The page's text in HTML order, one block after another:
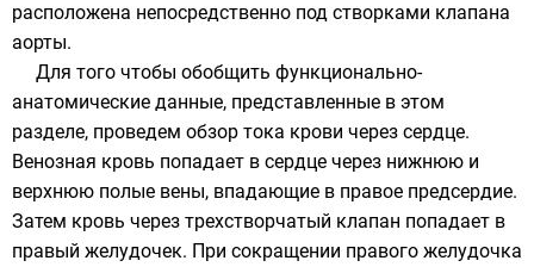
расположена непосредственно под створками клапана
аорты.
Для того чтобы обобщить функционально-
анатомические данные, представленные в этом
разделе, проведем обзор тока крови через сердце.
Венозная кровь попадает в сердце через нижнюю и
верхнюю полые вены, впадающие в правое предсердие.
Затем кровь через трехстворчатый клапан попадает в
правый желудочек. При сокращении правого желудочка